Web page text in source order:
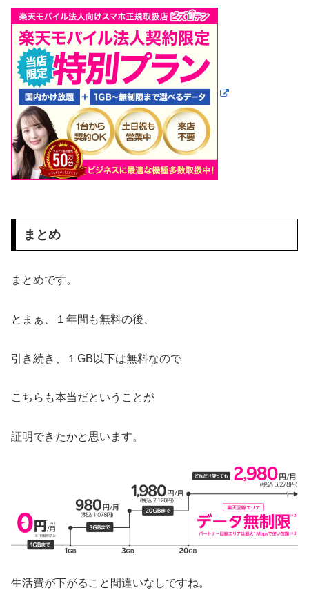
まとめ
まとめです。
とまぁ、１年間も無料の後、
引き続き、１GB以下は無料なので
こちらも本当だということが
証明できたかと思います。
生活費が下がること間違いなしですね。